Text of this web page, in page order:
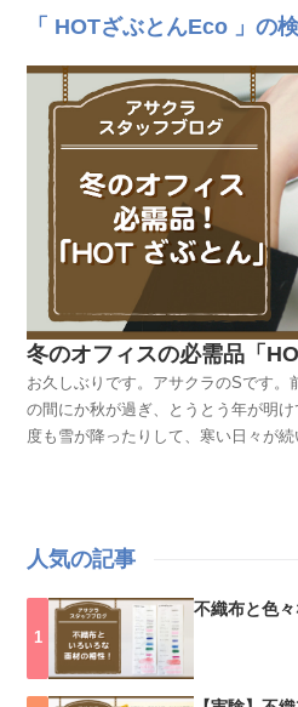
「 HOTざぶとんEco 」の
冬のオフィスの必需品「
お久しぶりです。アサクラのSです。
の間にか秋が過ぎ、とうとう年が明
度も雪が降ったりして、寒い日々が
のを使ってそれが改善されました！
したいと思います！その名も...HOTざ
プルな見た目なのですが、かなり使え
い方をご紹介しますね！ジッパーが
ョン材が入っています。この中に使
ーを止めて、椅子の上にセットします
感じになります。あぁ〜あったかい。
人気の記事
不織布と色